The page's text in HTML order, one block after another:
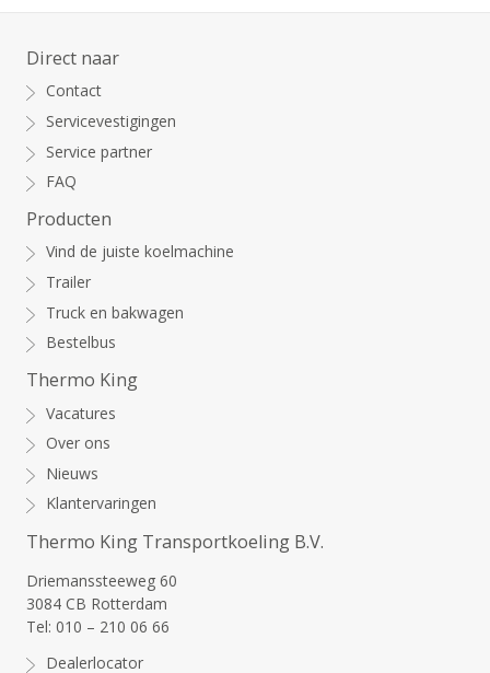
Direct naar
Contact
Servicevestigingen
Service partner
FAQ
Producten
Vind de juiste koelmachine
Trailer
Truck en bakwagen
Bestelbus
Thermo King
Vacatures
Over ons
Nieuws
Klantervaringen
Thermo King Transportkoeling B.V.
Driemanssteeweg 60
3084 CB Rotterdam
Tel: 010 – 210 06 66
Dealerlocator